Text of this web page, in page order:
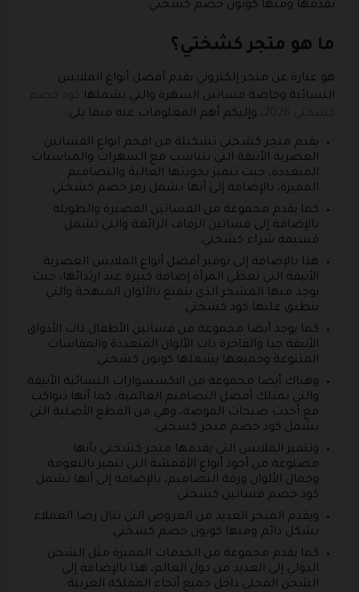
تقدمها ومنها كوبون خصم كشختي.
ما هو متجر كشختي؟
هو عبارة عن متجر إلكتروني يقدم أفضل أنواع الملابس
النسائية وخاصة فساتين السهرة والتي يشملها كود خصم
كشختي 2026
، وإليكم أهم المعلومات عنه فيما يلي:
يقدم متجر كشختي تشكيلة من افخم انواع الفساتين
العصرية الأنيقة التي تتناسب مع السهرات والمناسبات
المتعددة، حيث تتميز بجودتها العالية والتصاميم
المميزة، بالإضافة إلى أنها تشمل رمز خصم كشختي.
كما يقدم مجموعة من الفساتين القصيرة والطويلة
بالإضافة إلى فساتين الزفاف الرائعة والتي تشمل
قسيمة شراء كشختي.
هذا بالإضافة إلى توفير أفضل أنواع الملابس العصرية
الأنيقة التي تعطي المرأة إضافة كبيرة عند ارتدائها، حيث
يوجد منها المشجر الذي يتمتع بالألوان المبهجة والتي
ينطبق عليها كود كشختي.
كما يوجد أيضا مجموعة من فساتين الأطفال ذات الأذواق
الأنيقة جدا والفاخرة ذات الألوان المتعددة والمقاسات
المتنوعة وجميعها يشملها كوبون كشختي.
وهناك أيضا مجموعة من الاكسسوارات النسائية الأنيقة
والتي تمتلك أفضل التصاميم العالمية، كما أنها تتواكب
مع أحدث صيحات الموضة، وهي من القطع الأصلية التي
تشمل كود خصم متجر كشختي.
وتتميز الملابس التي يقدمها متجر كشختي بأنها
مصنوعة من أجود أنواع الأقمشة التي تتميز بالنعومة
وجمال الألوان ورقة التصاميم، بالإضافة إلى أنها تشمل
كود خصم فساتين كشختي.
ويقدم المتجر العديد من العروض التي تنال رضا العملاء
بشكل دائم ومنها كوبون خصم كشختي.
كما يقدم مجموعة من الخدمات المميزة مثل الشحن
الدولي إلى العديد من دول العالم، هذا بالإضافة إلى
الشحن المحلي داخل جميع أنحاء المملكة العربية